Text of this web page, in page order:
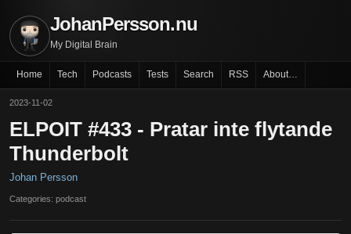
JohanPersson.nu
My Digital Brain
Home Tech Podcasts Tests Search RSS About…
2023-11-02
ELPOIT #433 - Pratar inte flytande
Thunderbolt
Johan Persson
Categories: podcast